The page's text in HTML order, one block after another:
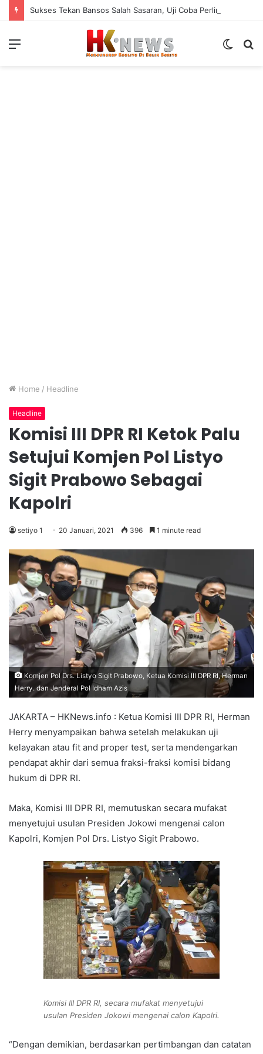
Menu
Switch
Home / Headline
Headline
Komisi III DPR RI Ketok Palu
Setujui Komjen Pol Listyo
Sigit Prabowo Sebagai
Kapolri
setiyo 1 20 Januari, 2021 396 1 minute read
Komjen Pol Drs. Listyo Sigit Prabowo, Ketua Komisi III DPR RI, Herman
Herry. dan Jenderal Pol Idham Azis
JAKARTA – HKNews.info : Ketua Komisi III DPR RI, Herman
Herry menyampaikan bahwa setelah melakukan uji
kelayakan atau fit and proper test, serta mendengarkan
pendapat akhir dari semua fraksi-fraksi komisi bidang
hukum di DPR RI.
Maka, Komisi III DPR RI, memutuskan secara mufakat
menyetujui usulan Presiden Jokowi mengenai calon
Kapolri, Komjen Pol Drs. Listyo Sigit Prabowo.
Komisi III DPR RI, secara mufakat menyetujui
usulan Presiden Jokowi mengenai calon Kapolri.
“Dengan demikian, berdasarkan pertimbangan dan catatan